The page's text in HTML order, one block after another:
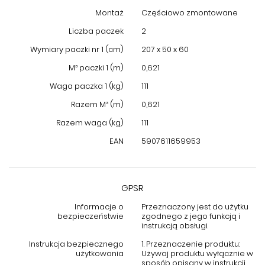
Idealne Uzupełnienie Twojego Wnętrza
Komoda szafka RTV Stilig ST382D
to nie tylko praktyczny mebel
do przechowywania sprzętu multimedialnego, ale również
nowoczesny design sprawiają, że stanie się centralnym
punktem każdego salonu lub pokoju rozrywkowego. Zainwestuj
w mebel, który łączy w sobie wyjątkowy styl, trwałość i
funkcjonalność, a korzystanie z Twoich urządzeń RTV będzie
jeszcze przyjemniejsze.
Montaż
Częściowo zmontowane
Liczba paczek
2
Wymiary paczki nr 1 (cm)
207 x 50 x 60
M³ paczki 1 (m)
0,621
Waga paczka 1 (kg)
111
Razem M³ (m)
0,621
Razem waga (kg)
111
EAN
5907611659953
GPSR
Informacje o
bezpieczeństwie
Przeznaczony jest do użytku
zgodnego z jego funkcją i
instrukcją obsługi.
Instrukcja bezpiecznego
użytkowania
1. Przeznaczenie produktu:
Używaj produktu wyłącznie w